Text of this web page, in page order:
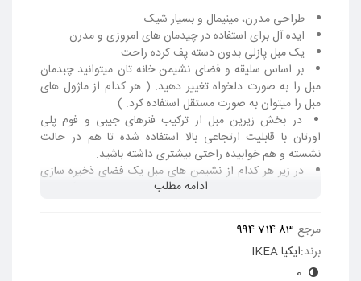
طراحی مدرن، مینیمال و بسیار شیک
ایده آل برای استفاده در چیدمان های امروزی و مدرن
یک مبل پازلی بدون دسته پف کرده راحت
بر اساس سلیقه و فضای نشیمن خانه تان میتوانید چبدمان
مبل را به صورت دلخواه تغییر دهید. ( هر کدام از ماژول های
مبل را میتوان به صورت مستقل استفاده کرد. )
در بخش زیرین مبل از ترکیب فنرهای جیبی و فوم پلی
اورتان با قابلیت ارتجاعی بالا استفاده شده تا هم در حالت
نشسته و هم خوابیده راحتی بیشتری داشته باشید.
در زیر هر کدام از نشیمن های مبل یک فضای ذخیره سازی
مستقل تعبیه شده است. (فضایی مناسب و مخفی برای گذاشتن
استفاده از مکانیزم آرام بند باعث باز و بست راحت فضای
ذخیره سازی زیر نشیمن ها می شود.
روکش سامسالا از الیاف مصنوعی پلی استر بافته شده است،
این پارچه لمس نرم و راحتی دارد و در برابر سایش نیز بسیار
ادامه مطلب
مرجع:994.714.83
برند:ایکیا IKEA
0